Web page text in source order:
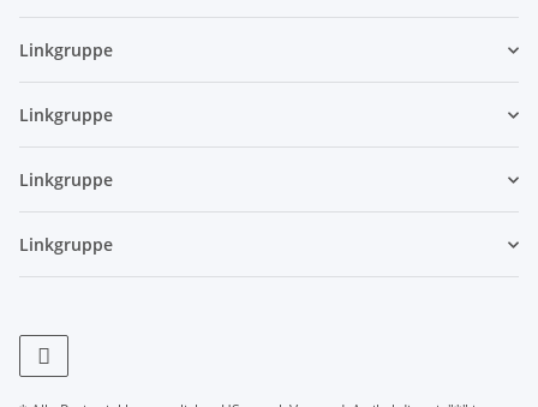
Linkgruppe
Linkgruppe
Linkgruppe
Linkgruppe